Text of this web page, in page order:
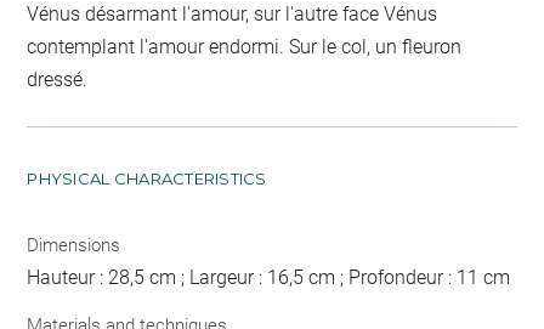
Vénus désarmant l'amour, sur l'autre face Vénus
contemplant l'amour endormi. Sur le col, un fleuron
dressé.
PHYSICAL CHARACTERISTICS
Dimensions
Hauteur : 28,5 cm ; Largeur : 16,5 cm ; Profondeur : 11 cm